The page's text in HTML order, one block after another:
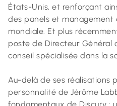
États-Unis, et renforçant
des panels et management
mondiale. Et plus
poste de Directeur Général
conseil spécialisée dans la
Au-delà de ses réalisations
personnalité de Jérôme
fondamentaux de Discurv :